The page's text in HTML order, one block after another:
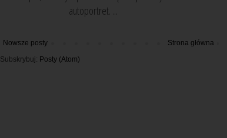
autoportret. ...
Nowsze posty
Strona główna
Subskrybuj: Posty (Atom)